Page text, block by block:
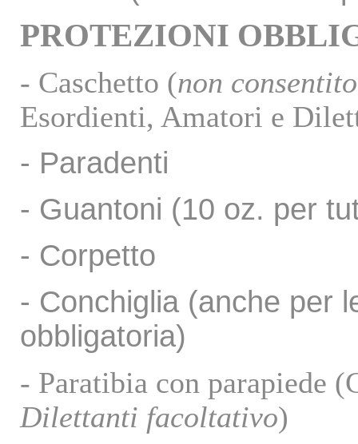
PROTEZIONI
- Caschetto (non
Esordienti, Amatori e
- Paradenti
- Guantoni (10 oz. per
- Corpetto
- Conchiglia (anche per
obbligatoria)
- Paratibia con parapiede
Dilettanti facoltativo)